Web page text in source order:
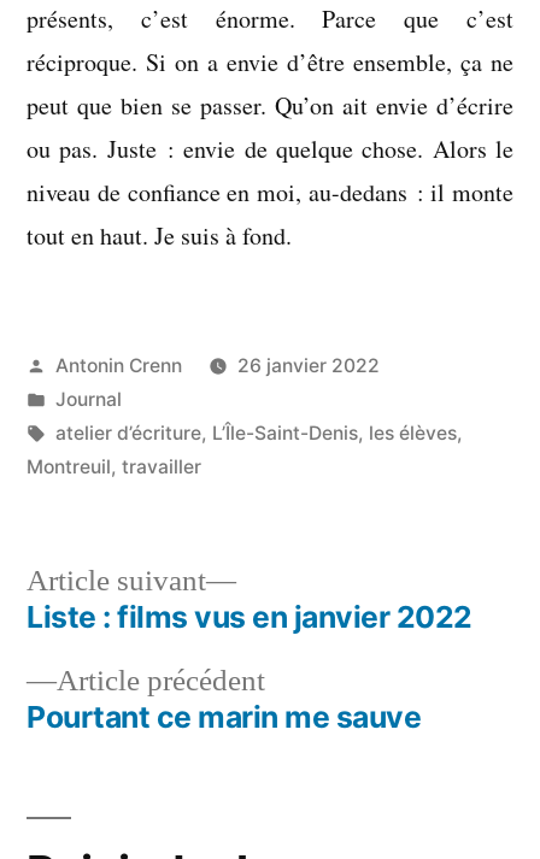
présents, c’est énorme. Parce que c’est
réciproque. Si on a envie d’être ensemble, ça ne
peut que bien se passer. Qu’on ait envie d’écrire
ou pas. Juste : envie de quelque chose. Alors le
niveau de confiance en moi, au-dedans : il monte
tout en haut. Je suis à fond.
Publié
par
Antonin Crenn
26 janvier 2022
Publié
dans
Journal
Étiquettes :
atelier d’écriture, L’Île-Saint-Denis, les élèves,
Montreuil, travailler
Navigation
deArticle précédentArticle
précédent :
Pourtant ce marin me sauve
Article suivant
Article
suivant :
Liste : films vus en janvier 2022